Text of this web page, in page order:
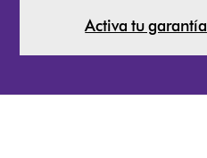
Activa tu garantía